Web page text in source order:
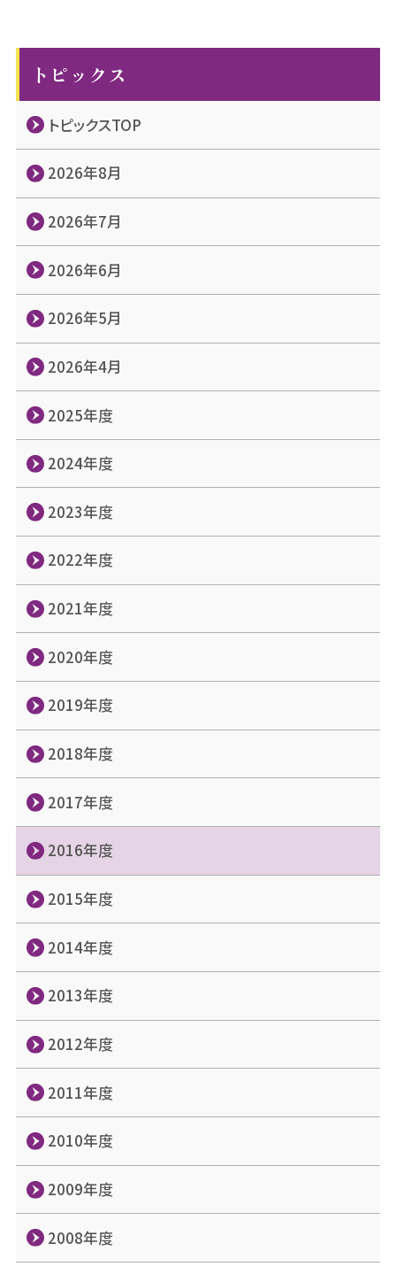
トピックス
トピックスTOP
2026年8月
2026年7月
2026年6月
2026年5月
2026年4月
2025年度
2024年度
2023年度
2022年度
2021年度
2020年度
2019年度
2018年度
2017年度
2016年度
2015年度
2014年度
2013年度
2012年度
2011年度
2010年度
2009年度
2008年度